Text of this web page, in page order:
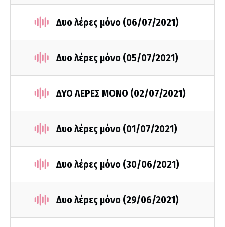
Δυο λέρες μόνο (06/07/2021)
Δυο λέρες μόνο (05/07/2021)
ΔΥΟ ΛΕΡΕΣ ΜΟΝΟ (02/07/2021)
Δυο λέρες μόνο (01/07/2021)
Δυο λέρες μόνο (30/06/2021)
Δυο λέρες μόνο (29/06/2021)